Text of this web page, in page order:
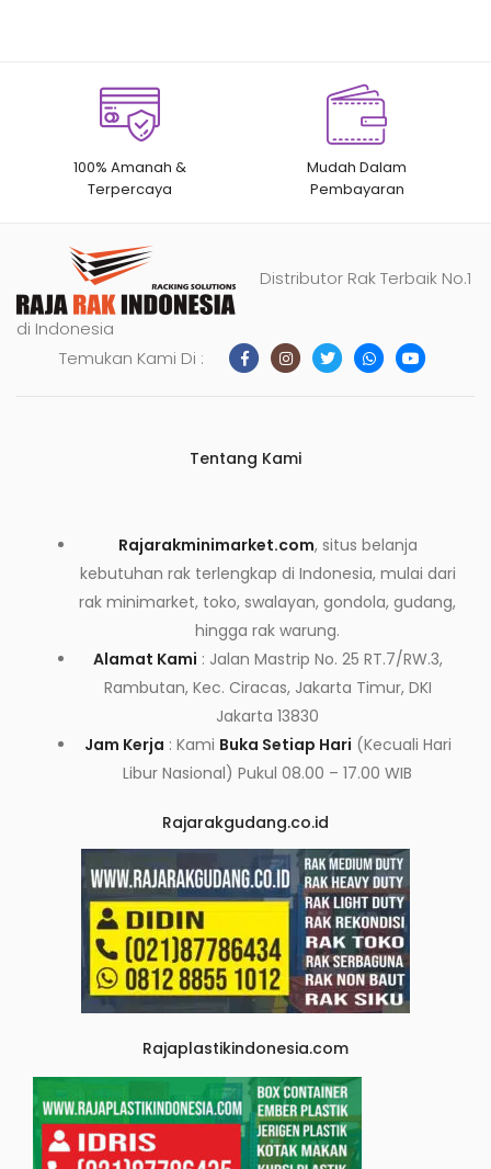
100% Amanah &
Terpercaya
Mudah Dalam
Pembayaran
Distributor Rak Terbaik No.1
di Indonesia
Temukan Kami Di :
Tentang Kami
Rajarakminimarket.com, situs belanja
kebutuhan rak terlengkap di Indonesia, mulai dari
rak minimarket, toko, swalayan, gondola, gudang,
hingga rak warung.
Alamat Kami : Jalan Mastrip No. 25 RT.7/RW.3,
Rambutan, Kec. Ciracas, Jakarta Timur, DKI
Jakarta 13830
Jam Kerja : Kami Buka Setiap Hari (Kecuali Hari
Libur Nasional) Pukul 08.00 – 17.00 WIB
Rajarakgudang.co.id
Rajaplastikindonesia.com